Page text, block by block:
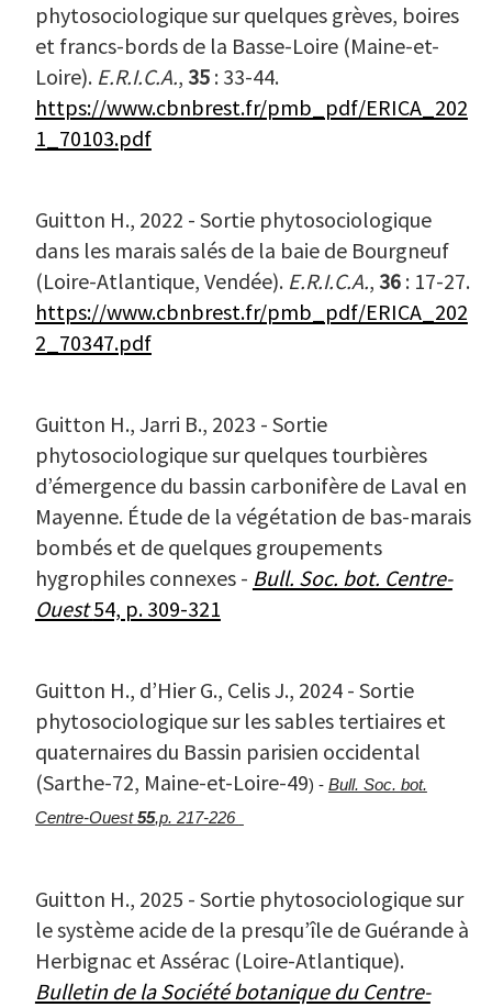
phytosociologique sur quelques grèves, boires
et francs-bords de la Basse-Loire (Maine-et-
Loire). E.R.I.C.A., 35 : 33-44.
https://www.cbnbrest.fr/pmb_pdf/ERICA_202
1_70103.pdf
Guitton H., 2022 - Sortie phytosociologique
dans les marais salés de la baie de Bourgneuf
(Loire-Atlantique, Vendée). E.R.I.C.A., 36 : 17-27.
https://www.cbnbrest.fr/pmb_pdf/ERICA_202
2_70347.pdf
Guitton H., Jarri B., 2023 - Sortie
phytosociologique sur quelques tourbières
d’émergence du bassin carbonifère de Laval en
Mayenne. Étude de la végétation de bas-marais
bombés et de quelques groupements
hygrophiles connexes - Bull. Soc. bot. Centre-
Ouest54, p. 309-321
Guitton H., d’Hier G., Celis J., 2024 - Sortie
phytosociologique sur les sables tertiaires et
quaternaires du Bassin parisien occidental
(Sarthe-72, Maine-et-Loire-49) - Bull. Soc. bot.
Centre-Ouest55,p. 217-226
Guitton H., 2025 - Sortie phytosociologique sur
le système acide de la presqu’île de Guérande à
Herbignac et Assérac (Loire-Atlantique).
Bulletin de la Société botanique du Centre-